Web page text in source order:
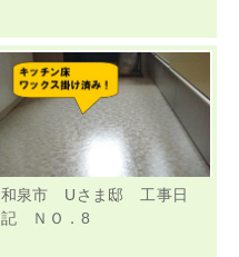
和泉市 Uさま邸 工事日
記 ＮＯ．8